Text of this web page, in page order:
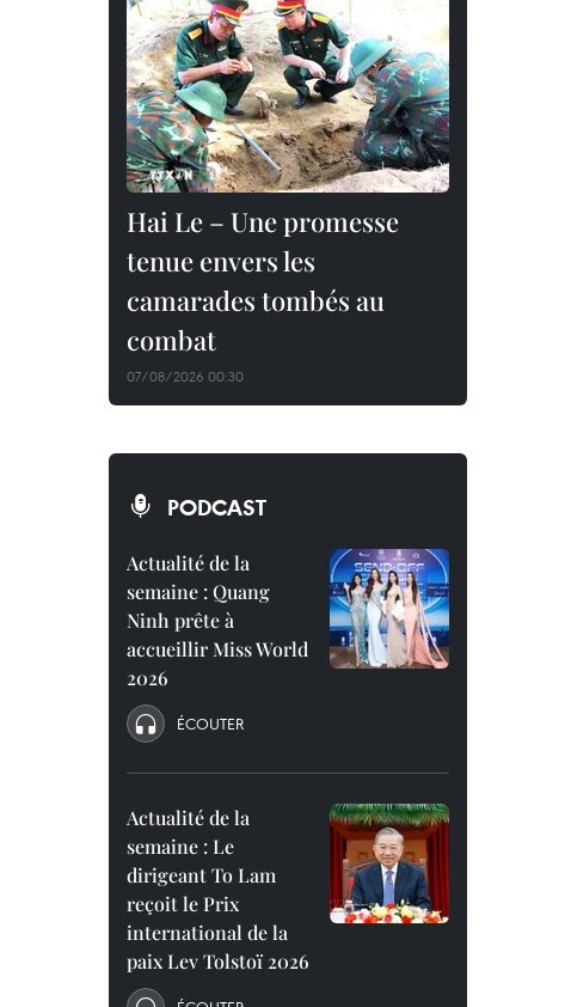
Hai Le – Une promesse
tenue envers les
camarades tombés au
combat
07/08/2026 00:30
PODCAST
Actualité de la
semaine : Quang
Ninh prête à
accueillir Miss World
2026
ÉCOUTER
Actualité de la
semaine : Le
dirigeant To Lam
reçoit le Prix
international de la
paix Lev Tolstoï 2026